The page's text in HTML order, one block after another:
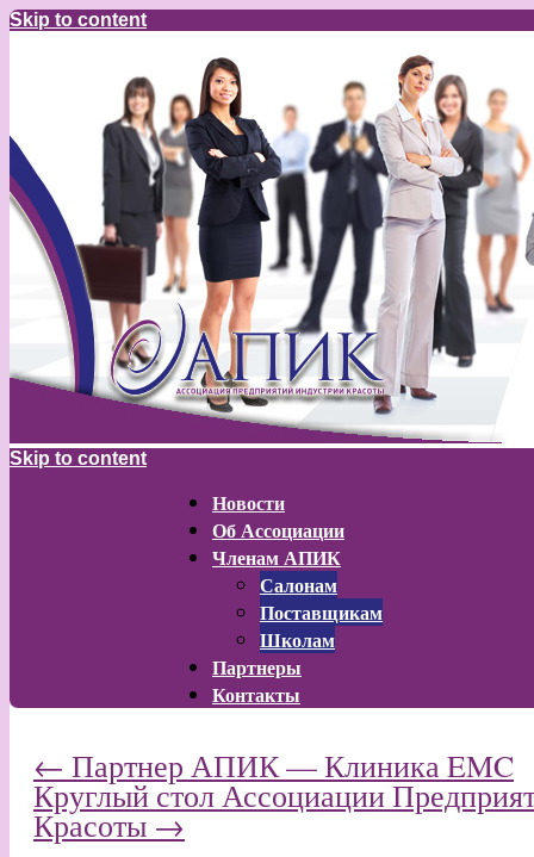
Skip to content
Skip to content
Новости
Об Ассоциации
Членам АПИК
Салонам
Поставщикам
Школам
Партнеры
Контакты
← Партнер АПИК — Клиника EMC
Круглый стол Ассоциации
Красоты→